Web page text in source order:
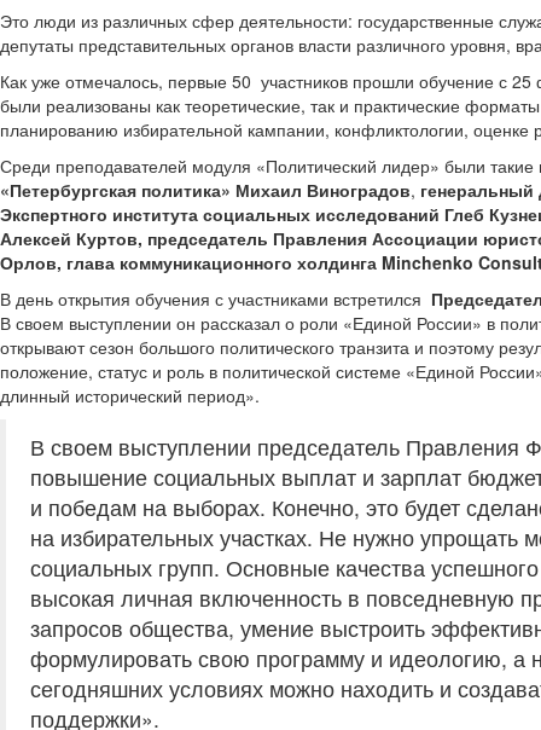
Это люди из различных сфер деятельности: государственные
депутаты представительных органов власти различного уровня,
Как уже отмечалось, первые 50 участников прошли обучение с
были реализованы как теоретические, так и практические
планированию избирательной кампании, конфликтологии, оценке
Среди преподавателей модуля «Политический лидер» были такие
«Петербургская политика» Михаил Виноградов,
Экспертного института социальных исследований Глеб
Алексей Куртов, председатель Правления Ассоциации
Орлов, глава коммуникационного холдинга Minchenko
В день открытия обучения с участниками встретился
В своем выступлении он рассказал о роли «Единой России» в
открывают сезон большого политического транзита и поэтому
положение, статус и роль в политической системе «Единой
длинный исторический период».
В своем выступлении председатель Правления
повышение социальных выплат и зарплат
и победам на выборах. Конечно, это будет
на избирательных участках. Не нужно
социальных групп. Основные качества
высокая личная включенность в повседневную
запросов общества, умение выстроить
формулировать свою программу и идеологию, а
сегодняшних условиях можно находить и
поддержки».